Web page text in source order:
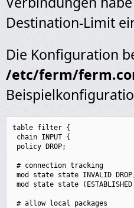
Destination-Limit
Die Konfiguration
/etc/ferm/
table filter {
chain INPUT {
policy DROP;
# connection tracking
mod state state INVALID
mod state state (ESTABLISHED
# allow local packages